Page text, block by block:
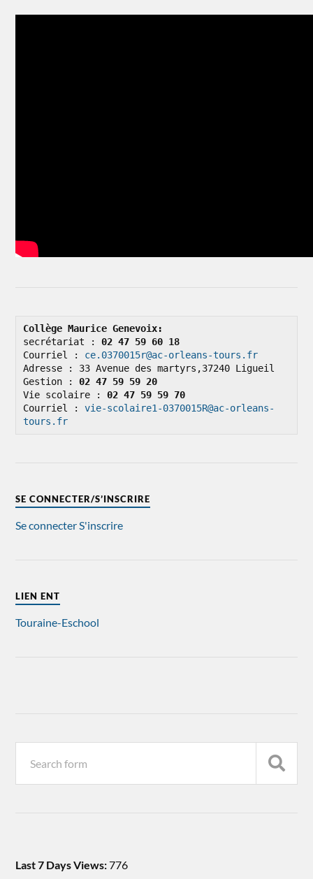
Collège Maurice Genevoix:
secrétariat : 02 47 59 60 18
Courriel : ce.0370015r@ac-orleans-tours.fr
Adresse : 33 Avenue des martyrs,37240 Ligueil
Gestion : 02 47 59 59 20
Vie scolaire : 02 47 59 59 70
Courriel : vie-scolaire1-0370015R@ac-orleans-
tours.fr
SE CONNECTER/S’INSCRIRE
Se connecterS'inscrire
LIEN ENT
Touraine-Eschool
Last 7 Days Views: 776